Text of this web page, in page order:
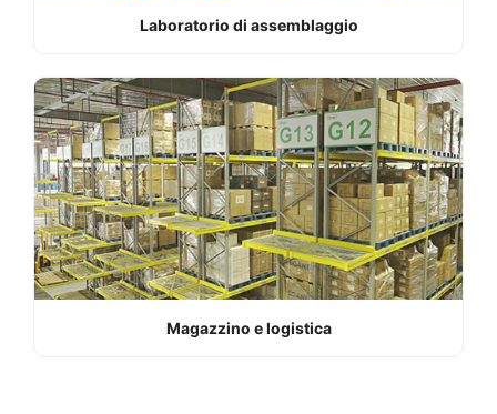
Laboratorio di assemblaggio
Magazzino e logistica